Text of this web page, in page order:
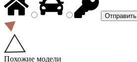
Похожие модели